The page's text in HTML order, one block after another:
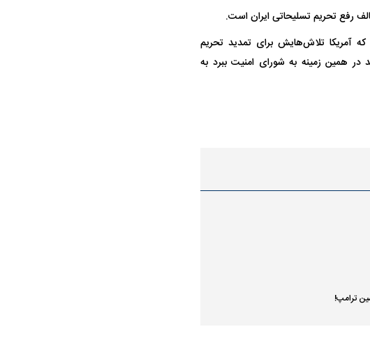
رفع تحریم تسلیحاتی ایران است.
آمریکا تلاش‌هایش برای تمدید تحریم
همین زمینه به شورای امنیت ببرد به
ترامپ!